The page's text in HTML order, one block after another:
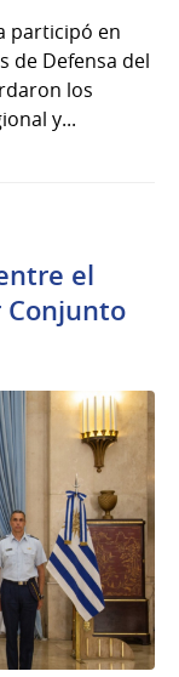
participó en
de Defensa del
los
y...
el
Conjunto